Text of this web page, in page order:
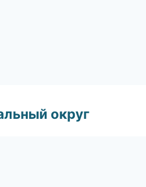
округ